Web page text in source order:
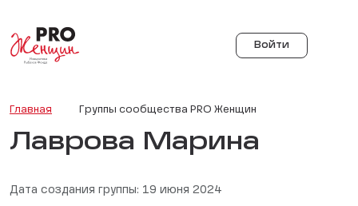
Войти
Главная Группы сообщества PRO Женщин
Лаврова Марина
Дата создания группы: 19 июня 2024